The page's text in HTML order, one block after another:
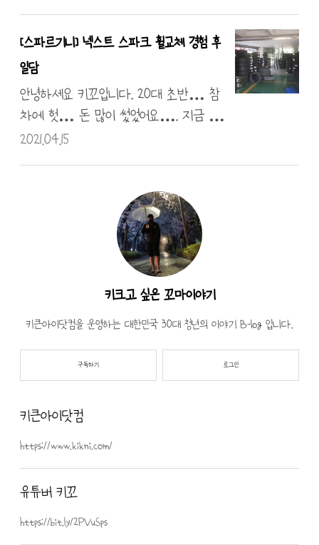
고 화창한 날까지 그대로 다녔답니다. 그
리고 부착~! 크…. 새 차 감성이 느껴지
네요~! 오늘 diy 끝!
판을 가공해서 2차 수정 결국 강성이 없어
잡소리가 들려 순정 브래킷을 가공해 2차
순정형 느낌으로 가공하게 되었습니다.
마지막 기준으로 사진 찍어 올립니다. 처음
에는 브래킷을 구부려 사용했으나 브래킷
래킷 뚫는데 고생 엄청했네요… 엄청 튼
튼합니다. 저게 뭐라고!!! 운전석에서 한
컷 ^^ 브래킷을 알페온 혼에 작업하였습니
다. 저렇게 하면 옆에 간섭? 이 되는데 저
는 흡음 테이프로 마무리하였습니다. 혜주
파 사장님이 하신 …
[스파르기니] 넥스트 스파크 휠교체 경험 후
일담
안녕하세요 키꼬입니다. 20대 초반… 참
차에 헛… 돈 많이 썼었어요…. 지금 생
각하면 순정이 최고인 거 같습니다. 아주
휠을 갈러 부산에서 인천까지 갔다는 거
아니겠습니까??? 무슨;;; 지금 생각하면 엄
청 멍청한 짓 같네요… 그 돈 더해서 밑에
서 하는 게 훨씬 났습니다!! 이 휠로 갈기
위해 인천까지 간 것이었는데요… 웃긴
건 사장님이 바로 장착된다고 하셨었
죠… 그런데 이 휠 허브 사이즈…. 2mm
정도 작았었다는 거예요! 난감… 그 자
체인데 사장님이 죄송하다고 돌아가 계
하… 그래도 어쩌겠나요;; 기존 휠에서
TPMS 센서만 탈거하고 기존 휠을 …
2021.04.15
키크고 싶은 꼬마이야기
키큰아이닷컴을 운영하는 대한민국 30대 청년의 이야기 B-log 입니다.
구독하기 로그인
키큰아이닷컴
https://www.kikni.com/
유튜버 키꼬
https://bit.ly/2PVuSps